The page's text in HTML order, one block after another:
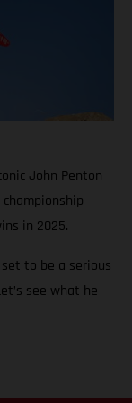
John Penton
in 2025.
to be a serious
see what he